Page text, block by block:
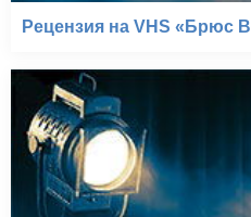
Рецензия на VHS «Брюс